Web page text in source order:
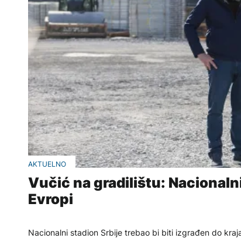
AKTUELNO
Vučić na gradilištu:
Evropi
Nacionalni stadion Srbije trebao bi biti izgrađen do